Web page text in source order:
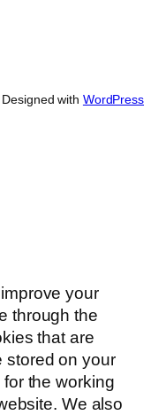
Designed with WordPress
your
through the
that are
stored on your
the working
We also